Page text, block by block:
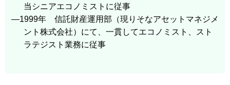
当シニアエコノミストに従事
―1999年 信託財産運用部（現りそなアセットマネジメ
ント株式会社）にて、一貫してエコノミスト、スト
ラテジスト業務に従事